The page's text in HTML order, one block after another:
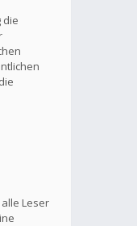
die
Leser